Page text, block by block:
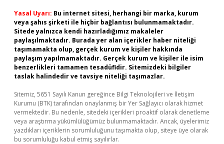
Yasal Uyarı: Bu internet sitesi, herhangi bir marka, kurum
veya şahıs şirketi ile hiçbir bağlantısı bulunmamaktadır.
Sitede yalnızca kendi hazırladığımız makaleler
paylaşılmaktadır. Burada yer alan içerikler haber niteliği
taşımamakta olup, gerçek kurum ve kişiler hakkında
paylaşım yapılmamaktadır. Gerçek kurum ve kişiler ile isim
benzerlikleri tamamen tesadüfidir. Sitemizdeki bilgiler
taslak halindedir ve tavsiye niteliği taşımazlar.
Sitemiz, 5651 Sayılı Kanun gereğince Bilgi Teknolojileri ve İletişim
Kurumu (BTK) tarafından onaylanmış bir Yer Sağlayıcı olarak hizmet
vermektedir. Bu nedenle, sitedeki içerikleri proaktif olarak denetleme
veya araştırma yükümlülüğümüz bulunmamaktadır. Ancak, üyelerimiz
yazdıkları içeriklerin sorumluluğunu taşımakta olup, siteye üye olarak
bu sorumluluğu kabul etmiş sayılırlar.